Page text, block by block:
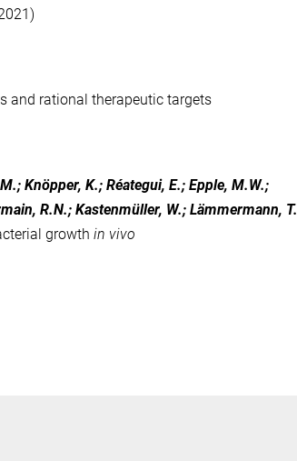
and rational therapeutic targets
Knöpper, K.; Réategui, E.; Epple, M.W.;
R.N.; Kastenmüller, W.; Lämmermann, T.
growthin vivo